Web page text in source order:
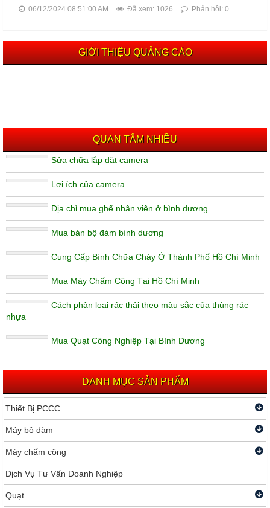
06/12/2024 08:51:00 AM Đã xem: 1026 Phản hồi: 0
GIỚI THIỆU QUẢNG CÁO
QUAN TÂM NHIỀU
Sửa chữa lắp đặt camera
Lợi ích của camera
Địa chỉ mua ghế nhân viên ở bình dương
Mua bán bộ đàm bình dương
Cung Cấp Bình Chữa Cháy Ở Thành Phố Hồ Chí Minh
Mua Máy Chấm Công Tại Hồ Chí Minh
Cách phân loại rác thải theo màu sắc của thùng rác
nhựa
Mua Quạt Công Nghiệp Tại Bình Dương
DANH MỤC SẢN PHẨM
Thiết Bị PCCC
Máy bộ đàm
Máy chấm công
Dịch Vụ Tư Vấn Doanh Nghiệp
Quạt